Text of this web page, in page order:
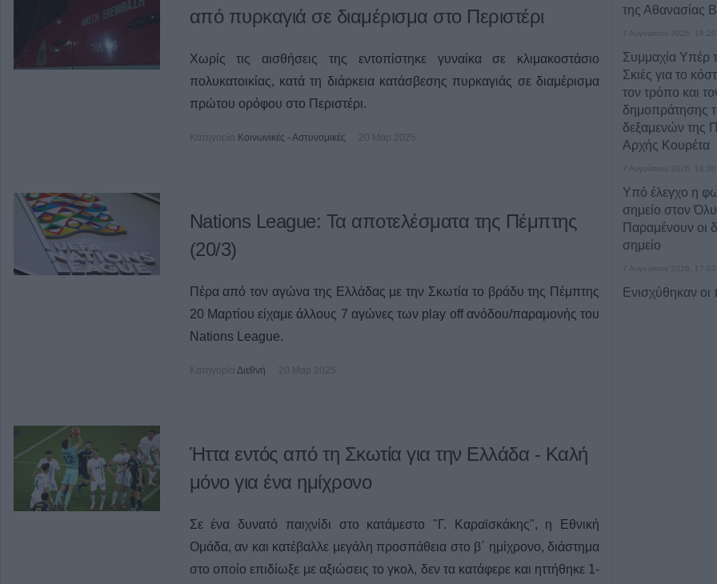
από πυρκαγιά σε διαμέρισμα στο Περιστέρι
Χωρίς τις αισθήσεις της εντοπίστηκε γυναίκα σε κλιμακοστάσιο
πολυκατοικίας, κατά τη διάρκεια κατάσβεσης πυρκαγιάς σε διαμέρισμα
πρώτου ορόφου στο Περιστέρι.
Κατηγορία Κοινωνικές - Αστυνομικές 20 Μαρ 2025
Nations League: Τα αποτελέσματα της Πέμπτης
(20/3)
Πέρα από τον αγώνα της Ελλάδας με την Σκωτία το βράδυ της Πέμπτης
20 Μαρτίου είχαμε άλλους 7 αγώνες των play off ανόδου/παραμονής του
Nations League.
Κατηγορία Διεθνή 20 Μαρ 2025
Ήττα εντός από τη Σκωτία για την Ελλάδα - Καλή
μόνο για ένα ημίχρονο
Σε ένα δυνατό παιχνίδι στο κατάμεστο "Γ. Καραϊσκάκης", η Εθνική
Ομάδα, αν και κατέβαλλε μεγάλη προσπάθεια στο β΄ ημίχρονο, διάστημα
στο οποίο επιδίωξε με αξιώσεις το γκολ, δεν τα κατάφερε και ηττήθηκε 1-
της Αθανασίας
7 Αυγούστου 2026, 18:20
Συμμαχία Υπέρ
Σκιές για το
τον τρόπο και
δημοπράτησης
δεξαμενών της
Αρχής Κουρέτα
7 Αυγούστου 2026, 18:00
Υπό έλεγχο η
σημείο στον
Παραμένουν οι
σημείο
7 Αυγούστου 2026, 17:07
Ενισχύθηκαν οι